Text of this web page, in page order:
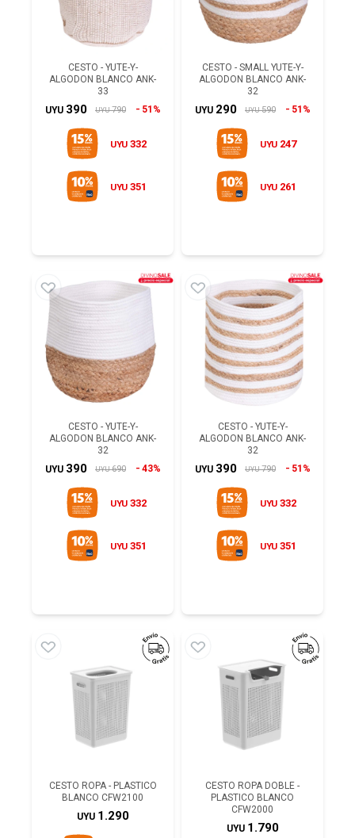
CESTO - YUTE-Y-
ALGODON BLANCO ANK-
33
UYU 390 UYU 790 51%
UYU 332
UYU 351
CESTO - SMALL YUTE-Y-
ALGODON BLANCO ANK-
32
UYU 290 UYU 590 51%
UYU 247
UYU 261
CESTO - YUTE-Y-
ALGODON BLANCO ANK-
32
UYU 390 UYU 690 43%
UYU 332
UYU 351
CESTO - YUTE-Y-
ALGODON BLANCO ANK-
32
UYU 390 UYU 790 51%
UYU 332
UYU 351
CESTO ROPA - PLASTICO
BLANCO CFW2100
UYU 1.290
CESTO ROPA DOBLE -
PLASTICO BLANCO
CFW2000
UYU 1.790